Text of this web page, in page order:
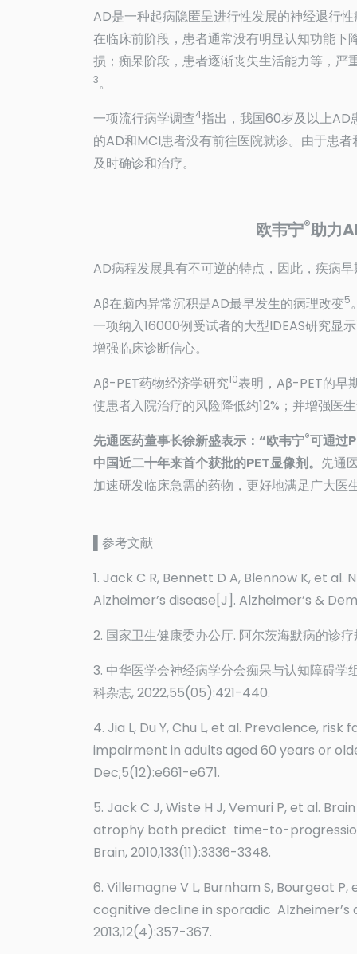
AD是一种起病隐匿呈进行性发展的神经退行
在临床前阶段，患者通常没有明显认知功能下
损；痴呆阶段，患者逐渐丧失生活能力等，严
3。
一项流行病学调查4指出，我国60岁及以上AD
的AD和MCI患者没有前往医院就诊。由于患
及时确诊和治疗。
欧韦宁®助力
AD病程发展具有不可逆的特点，因此，疾病
Aβ在脑内异常沉积是AD最早发生的病理改变5
一项纳入16000例受试者的大型IDEAS研究显示
增强临床诊断信心。
Aβ-PET药物经济学研究 10表明，Aβ-PET的早
使患者入院治疗的风险降低约12%；并增强医
先通医药董事长徐新盛表示：“欧韦宁® 可通过
中国近二十年来首个获批的PET显像剂。 先通
加速研发临床急需的药物，更好地满足广大医
参考文献
1. Jack C R, Bennett D A, Blennow K, et
Alzheimer’s disease[J]. Alzheimer’s &
2. 国家卫生健康委办公厅. 阿尔茨海默病的诊
3. 中华医学会神经病学分会痴呆与认知障碍学
科杂志, 2022,55(05):421-440.
4. Jia L, Du Y, Chu L, et al. Prevalence,
impairment in adults aged 60 years or
Dec;5(12):e661-e671.
5. Jack C J, Wiste H J, Vemuri P, et al.
atrophy both predict time-to-
Brain, 2010,133(11):3336-3348.
6. Villemagne V L, Burnham S, Bourgeat
cognitive decline in sporadic
2013,12(4):357-367.